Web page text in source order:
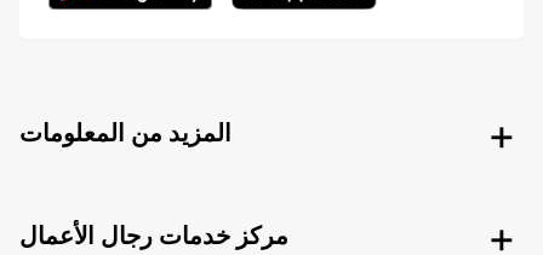
المزيد من المعلومات
مركز خدمات رجال الأعمال